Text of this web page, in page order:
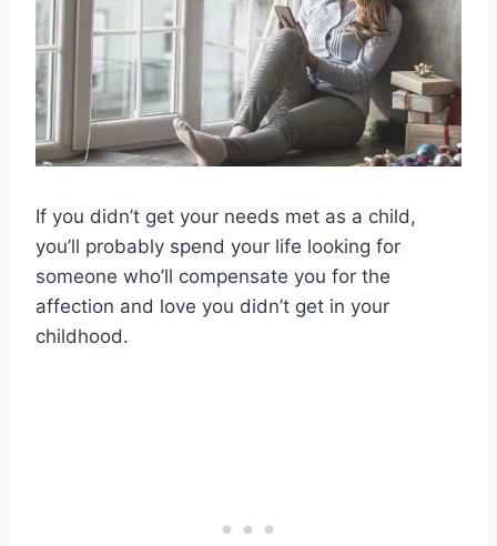
If you didn’t get your needs met as a child,
you’ll probably spend your life looking for
someone who’ll compensate you for the
affection and love you didn’t get in your
childhood.